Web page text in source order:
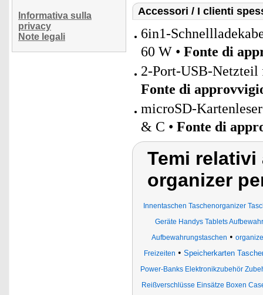
Informativa sulla
privacy
Note legali
Accessori / I clienti
6in1-
60 W • Fonte di
2-Port-USB-Netzteil
Fonte di
microSD-
& C • Fonte di
Temi
organizer
Innentaschen Taschenorganizer
Geräte Handys Tablets
Aufbewahrungstaschen •
Freizeiten • Speicherkarten
Power-Banks Elektronikzubehör
Reißverschlüsse Einsätze Boxen